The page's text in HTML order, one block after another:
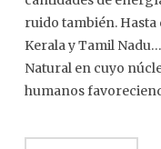
ruido también.
Kerala y Tamil
Natural en cuyo
humanos